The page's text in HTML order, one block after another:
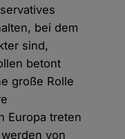
bei dem
sind,
betont
große Rolle
Europa treten
von